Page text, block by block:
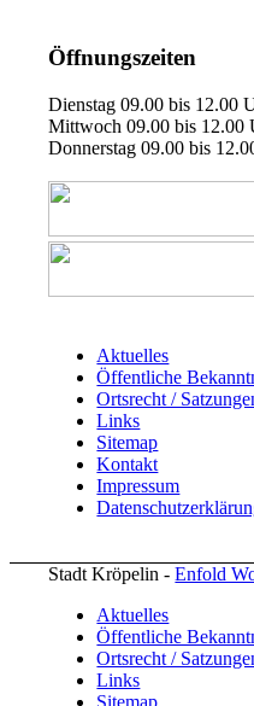
Öffnungszeiten
Dienstag 09.00 bis 12.00
Mittwoch 09.00 bis 12.00
Donnerstag 09.00 bis
Aktuelles
Öffentliche
Ortsrecht /
Links
Sitemap
Kontakt
Impressum
Stadt Kröpelin -Enfold
Aktuelles
Öffentliche
Ortsrecht /
Links
Sitemap